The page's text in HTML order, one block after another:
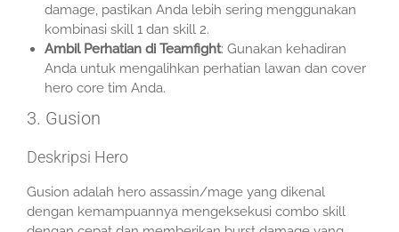
damage, pastikan Anda lebih sering menggunakan
kombinasi skill 1 dan skill 2.
Ambil Perhatian di Teamfight: Gunakan kehadiran
Anda untuk mengalihkan perhatian lawan dan cover
hero core tim Anda.
3. Gusion
Deskripsi Hero
Gusion adalah hero assassin/mage yang dikenal
dengan kemampuannya mengeksekusi combo skill